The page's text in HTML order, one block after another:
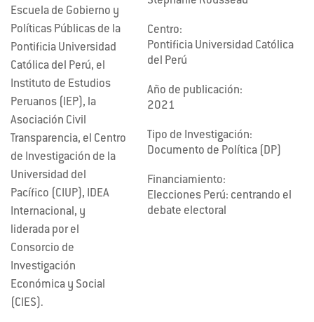
Escuela de Gobierno y
Políticas Públicas de la
Pontificia Universidad
Católica del Perú, el
Instituto de Estudios
Peruanos (IEP), la
Asociación Civil
Transparencia, el Centro
de Investigación de la
Universidad del
Pacífico (CIUP), IDEA
Internacional, y
liderada por el
Consorcio de
Investigación
Económica y Social
(CIES).
Centro:
Pontificia Universidad Católica
del Perú
Año de publicación:
2021
Tipo de Investigación:
Documento de Política (DP)
Financiamiento:
Elecciones Perú: centrando el
debate electoral